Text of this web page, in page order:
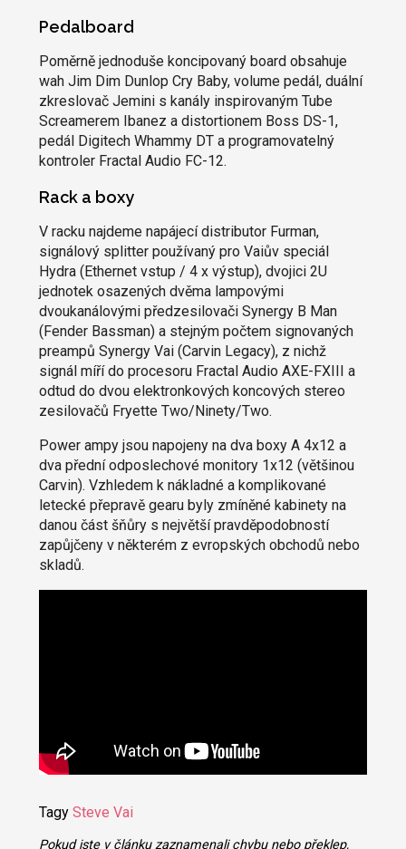
Pedalboard
Poměrně jednoduše koncipovaný board obsahuje
wah Jim Dim Dunlop Cry Baby, volume pedál, duální
zkreslovač Jemini s kanály inspirovaným Tube
Screamerem Ibanez a distortionem Boss DS-1,
pedál Digitech Whammy DT a programovatelný
kontroler Fractal Audio FC-12.
Rack a boxy
V racku najdeme napájecí distributor Furman,
signálový splitter používaný pro Vaiův speciál
Hydra (Ethernet vstup / 4 x výstup), dvojici 2U
jednotek osazených dvěma lampovými
dvoukanálovými předzesilovači Synergy B Man
(Fender Bassman) a stejným počtem signovaných
preampů Synergy Vai (Carvin Legacy), z nichž
signál míří do procesoru Fractal Audio AXE-FXIII a
odtud do dvou elektronkových koncových stereo
zesilovačů Fryette Two/Ninety/Two.
Power ampy jsou napojeny na dva boxy A 4x12 a
dva přední odposlechové monitory 1x12 (většinou
Carvin). Vzhledem k nákladné a komplikované
letecké přepravě gearu byly zmíněné kabinety na
danou část šňůry s největší pravděpodobností
zapůjčeny v některém z evropských obchodů nebo
skladů.
Tagy Steve Vai
Pokud jste v článku zaznamenali chybu nebo překlep,